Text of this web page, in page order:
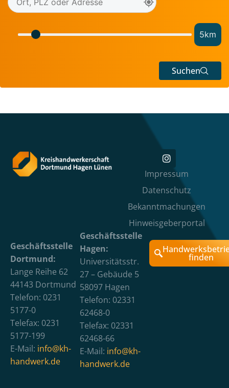
5km
Suchen
Impressum
Datenschutz
Bekanntmachungen
Hinweisgeberportal
Geschäftsstelle
Dortmund:
Lange Reihe 62
44143 Dortmund
Telefon: 0231
5177-0
Telefax: 0231
5177-199
E-Mail: info@kh-
handwerk.de
Geschäftsstelle
Hagen:
Universitätsstr.
27 – Gebäude 5
58097 Hagen
Telefon: 02331
62468-0
Telefax: 02331
62468-66
E-Mail: info@kh-
handwerk.de
finden